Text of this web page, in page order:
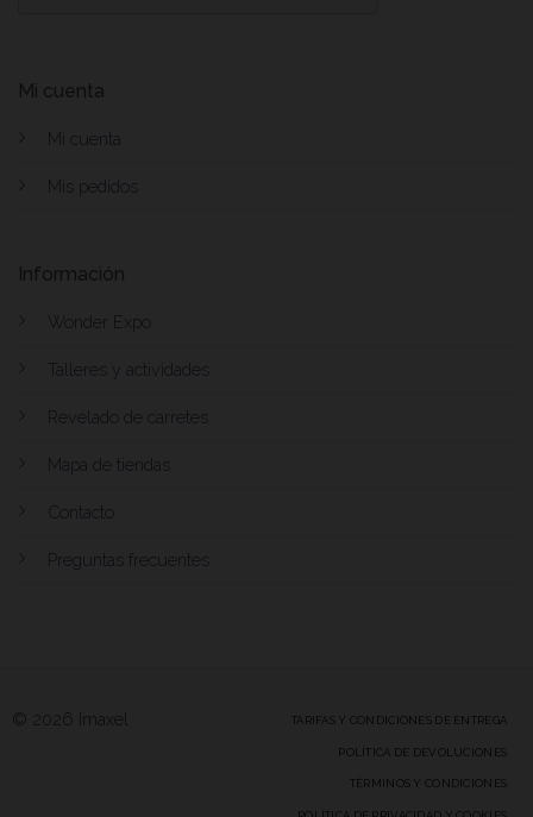
Mi cuenta
Mi cuenta
Mis pedidos
Información
Wonder Expo
Talleres y actividades
Revelado de carretes
Mapa de tiendas
Contacto
Preguntas frecuentes
© 2026 Imaxel TARIFAS Y CONDICIONES DE ENTREGA
POLÍTICA DE DEVOLUCIONES
TÉRMINOS Y CONDICIONES